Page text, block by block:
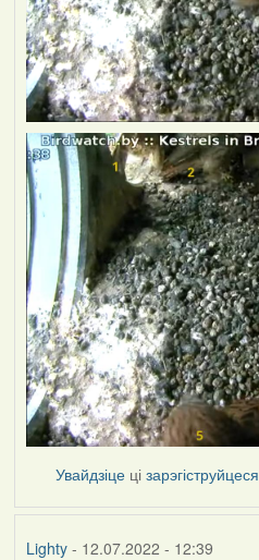
Увайдзіце цізарэгіструйцеся
Lighty- 12.07.2022 - 12:39